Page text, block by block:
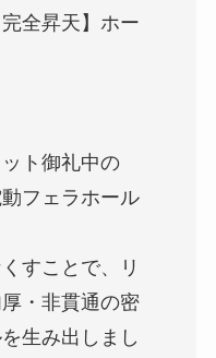
全昇天】ホー
ト御礼中の
フェラホール
すことで、リ
・非貫通の密
生み出しまし